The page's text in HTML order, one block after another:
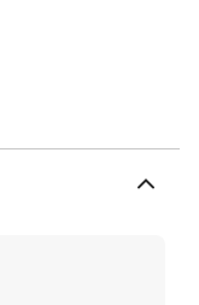
404,
serrure en zamak,
en largeur et 2
en laiton poli